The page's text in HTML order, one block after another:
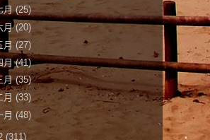
月(25)
月(20)
月 (27)
月(41)
月(35)
月 (33)
月 (48)
(311)